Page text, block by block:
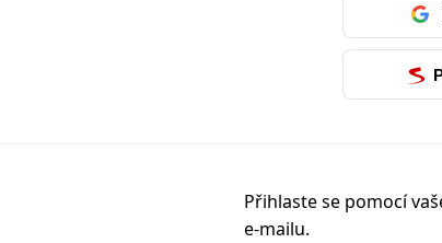
Přihlaste se pomocí
e-mailu.